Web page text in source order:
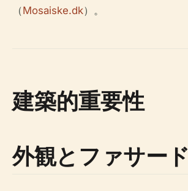
（Mosaiske.dk）。
建築的重要性
外観とファサード